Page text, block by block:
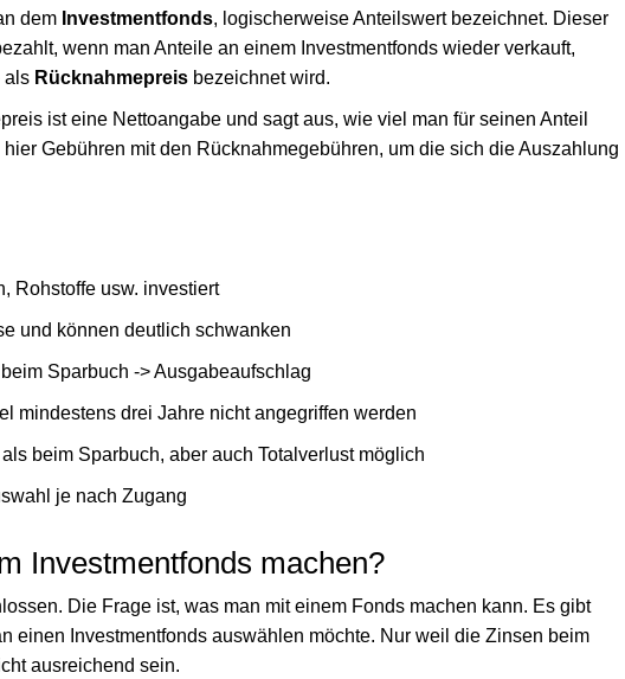
dem Investmentfonds, logischerweise Anteilswert bezeichnet. Dieser
wenn man Anteile an einem Investmentfonds wieder verkauft,
als Rücknahmepreis bezeichnet wird.
ist eine Nettoangabe und sagt aus, wie viel man für seinen Anteil
Gebühren mit den Rücknahmegebühren, um die sich die Auszahlung
Rohstoffe usw. investiert
und können deutlich schwanken
Sparbuch -> Ausgabeaufschlag
mindestens drei Jahre nicht angegriffen werden
beim Sparbuch, aber auch Totalverlust möglich
je nach Zugang
Investmentfonds machen?
Die Frage ist, was man mit einem Fonds machen kann. Es gibt
einen Investmentfonds auswählen möchte. Nur weil die Zinsen beim
ausreichend sein.